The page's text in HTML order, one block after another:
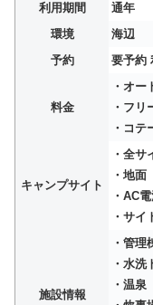
利用期間
通年
環境
海辺
予約
要予約
料金
・オー
・フリ
・コテ
キャンプサイト
・全サ
・地面
・AC
・サイ
施設情報
・管理
・水洗
・温泉